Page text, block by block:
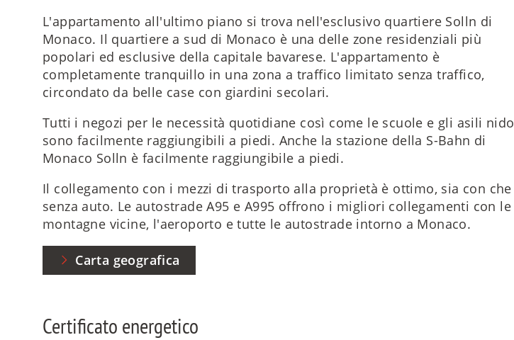
L'appartamento all'ultimo piano si trova nell'esclusivo quartiere Solln di
Monaco. Il quartiere a sud di Monaco è una delle zone residenziali più
popolari ed esclusive della capitale bavarese. L'appartamento è
completamente tranquillo in una zona a traffico limitato senza traffico,
circondato da belle case con giardini secolari.
Tutti i negozi per le necessità quotidiane così come le scuole e gli asili nido
sono facilmente raggiungibili a piedi. Anche la stazione della S-Bahn di
Monaco Solln è facilmente raggiungibile a piedi.
Il collegamento con i mezzi di trasporto alla proprietà è ottimo, sia con che
senza auto. Le autostrade A95 e A995 offrono i migliori collegamenti con le
montagne vicine, l'aeroporto e tutte le autostrade intorno a Monaco.
Carta geografica
Certificato energetico